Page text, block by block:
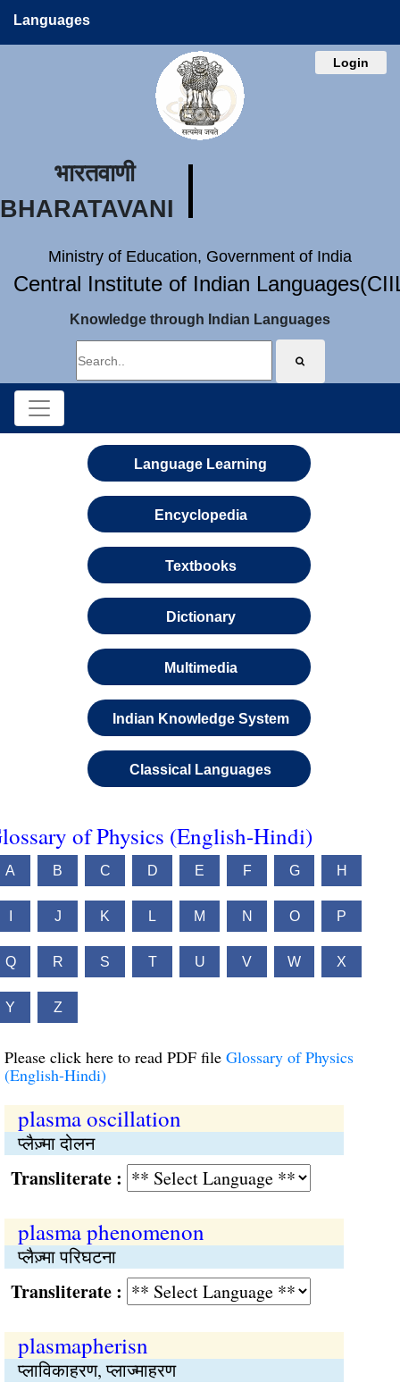
Languages
Login
भारतवाणी
BHARATAVANI
Ministry of Education, Government of India
Central Institute of Indian
Knowledge through Indian Languages
Language Learning
Encyclopedia
Textbooks
Dictionary
Multimedia
Indian Knowledge System
Classical Languages
of Physics (English-Hindi)
A B C D E F G H
J K L M N O P
Q R S T U V W X
Y Z
Please click here to read PDF file Glossary of Physics
(English-Hindi)
plasma oscillation
प्लैज़्मा दोलन
:
plasma phenomenon
प्लैज़्मा परिघटना
:
plasmapherisn
प्लाविकाहरण, प्लाज्माहरण